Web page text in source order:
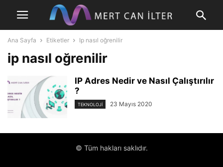
Ana Sayfa Etiketler Ip nasıl oğrenilir
ip nasıl oğrenilir
IP Adres Nedir ve Nasıl Çalıştırılır
?
TEKNOLOJI 23 Mayıs 2020
© Tüm hakları saklıdır.